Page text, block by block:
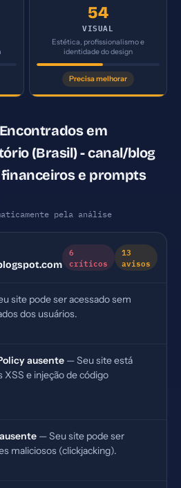
54
VISUAL
Estética, profissionalismo e
identidade do design
Precisa melhorar
em
(Brasil) - canal/blog
e prompts
pela análise
6
críticos
13
avisos
site pode ser acessado sem
dos usuários.
ausente — Seu site está
XSS e injeção de código
— Seu site pode ser
maliciosos (clickjacking).